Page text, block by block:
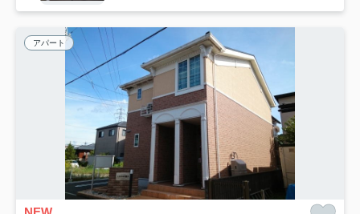
アパート